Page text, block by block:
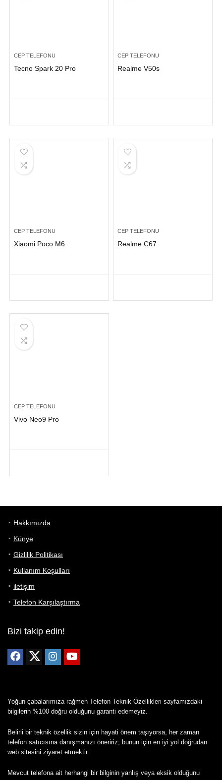
CEP TELEFONU
Tecno Spark 20 Pro
CEP TELEFONU
Realme V50s
CEP TELEFONU
Xiaomi Poco M6
CEP TELEFONU
Realme C67
CEP TELEFONU
Vivo Neo9 Pro
Hakkımızda
Künye
Gizlilik Politikası
Kullanım Koşulları
iletişim
Telefon Karşılaştırma
Bizi takip edin!
Yoğun çabalarımıza rağmen Telefon Teknik Özellikleri sayfamızdaki
bilgilerin %100 doğru olduğunu garanti edemeyiz.
Belirli bir teknik özellik sizin için hayati önem taşıyorsa, her zaman
telefon satıcısına danışmanızı öneririz; bunun için en iyi yol doğrudan
web sitesini ziyaret etmektir.
Mevcut telefona ait herhangi bir bilginin yanlış veya eksik olduğunu